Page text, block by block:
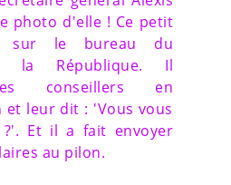
photo d'elle ! Ce petit
sur le bureau du
la République. Il
conseillers en
et leur dit : 'Vous vous
Et il a fait envoyer
au pilon.